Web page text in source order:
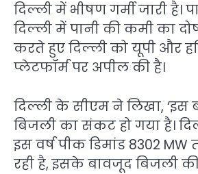
दिल्ली में भीषण गर्मी जारी है।
दिल्ली में पानी की कमी का
करते हुए दिल्ली को यूपी और
प्लेटफॉर्म पर अपील की है।
दिल्ली के सीएम ने लिखा, ‘इस
बिजली का संकट हो गया है।
इस वर्ष पीक डिमांड 8302
रही है, इसके बावजूद बिजली की